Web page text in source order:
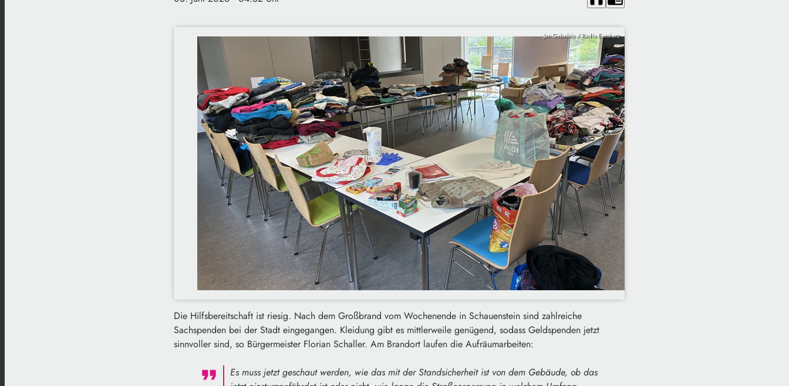
Jan Gebelein / Radio Euroherz
Die Hilfsbereitschaft ist riesig. Nach dem Großbrand vom Wochenende in Schauenstein sind zahlreiche
Sachspenden bei der Stadt eingegangen. Kleidung gibt es mittlerweile genügend, sodass Geldspenden jetzt
sinnvoller sind, so Bürgermeister Florian Schaller. Am Brandort laufen die Aufräumarbeiten:
Es muss jetzt geschaut werden, wie das mit der Standsicherheit ist von dem Gebäude, ob das